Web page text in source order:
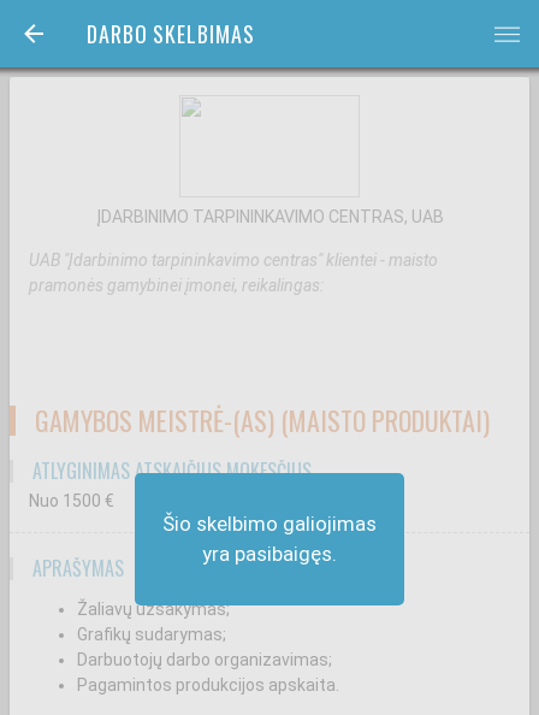
DARBO SKELBIMAS bars
Šio skelbimo galiojimas
yra pasibaigęs.
ĮDARBINIMO TARPININKAVIMO CENTRAS, UAB
UAB "Įdarbinimo tarpininkavimo centras" klientei - maisto
pramonės gamybinei įmonei, reikalingas:
GAMYBOS MEISTRĖ-(AS) (MAISTO PRODUKTAI)
ATLYGINIMAS ATSKAIČIUS MOKESČIUS
Nuo 1500 €
APRAŠYMAS
Žaliavų užsakymas;
Grafikų sudarymas;
Darbuotojų darbo organizavimas;
Pagamintos produkcijos apskaita.